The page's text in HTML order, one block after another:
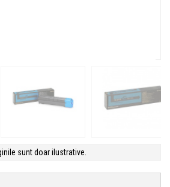
sunt doar ilustrative.